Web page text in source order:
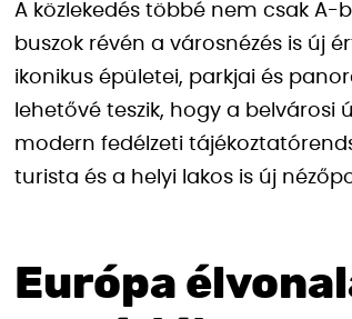
A közlekedés többé nem csak A-
buszok révén a városnézés is új
ikonikus épületei, parkjai és
lehetővé teszik, hogy a belvárosi
modern fedélzeti
turista és a helyi lakos is új
Európa